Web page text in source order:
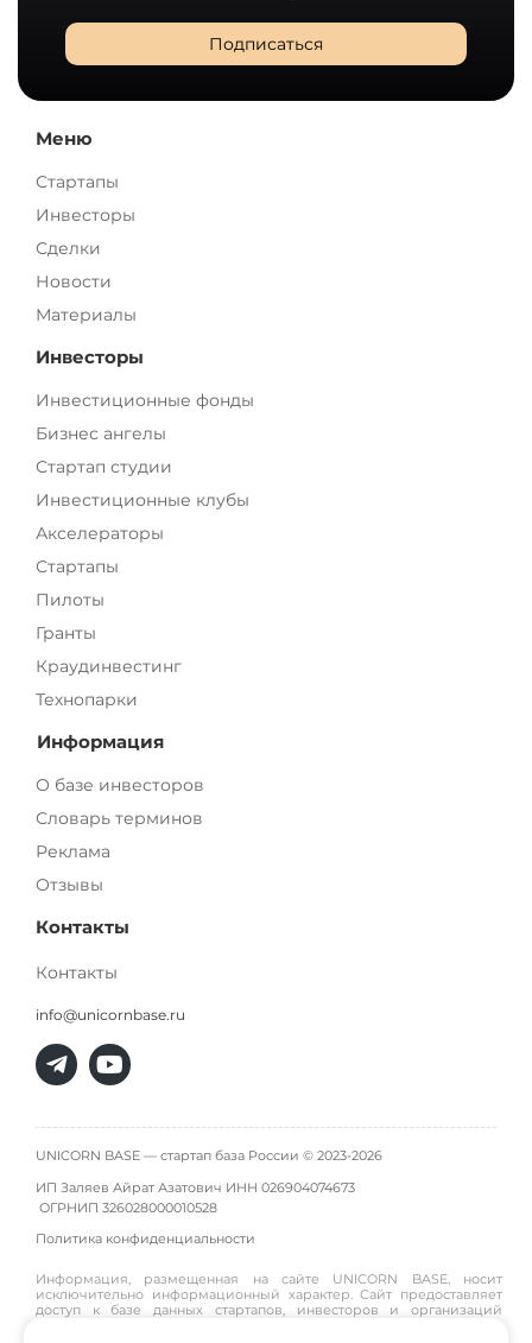
Подписаться
Меню
Стартапы
Инвесторы
Сделки
Новости
Материалы
Инвесторы
Инвестиционные фонды
Бизнес ангелы
Стартап студии
Инвестиционные клубы
Акселераторы
Стартапы
Пилоты
Гранты
Краудинвестинг
Технопарки
Информация
О базе инвесторов
Словарь терминов
Реклама
Отзывы
Контакты
Контакты
info@unicornbase.ru
UNICORN BASE — стартап база России © 2023-2026
ИП Заляев Айрат Азатович ИНН 026904074673
ОГРНИП 326028000010528
Политика конфиденциальности
Информация, размещенная на сайте UNICORN BASE, носит
исключительно информационный характер. Сайт предоставляет
доступ к базе данных стартапов, инвесторов и организаций